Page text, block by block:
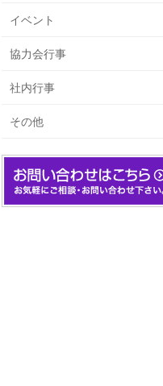
イベント
協力会行事
社内行事
その他